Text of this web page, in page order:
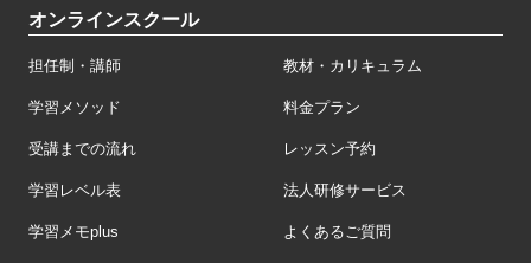
オンラインスクール
担任制・講師 教材・カリキュラム
学習メソッド 料金プラン
受講までの流れ レッスン予約
学習レベル表 法人研修サービス
学習メモplus よくあるご質問